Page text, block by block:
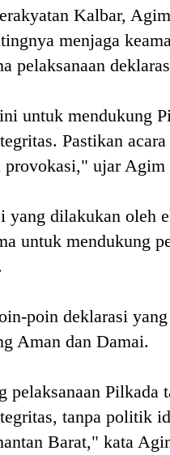
Kalbar,
menjaga
pelaksanaan
untuk mendukung
Pastikan
provokasi," ujar
yang dilakukan oleh
untuk mendukung
poin deklarasi
Aman dan Damai.
pelaksanaan Pilkada
tanpa politik
Barat," kata